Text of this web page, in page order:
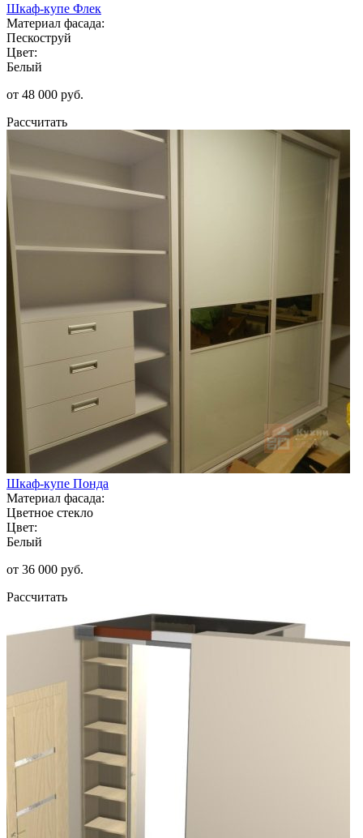
Шкаф-купе Флек
Материал фасада:
Пескоструй
Цвет:
Белый
от 48 000 руб.
Рассчитать
Шкаф-купе Понда
Материал фасада:
Цветное стекло
Цвет:
Белый
от 36 000 руб.
Рассчитать